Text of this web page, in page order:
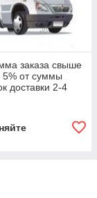
заказа свыше
5% от суммы
доставки 2-4